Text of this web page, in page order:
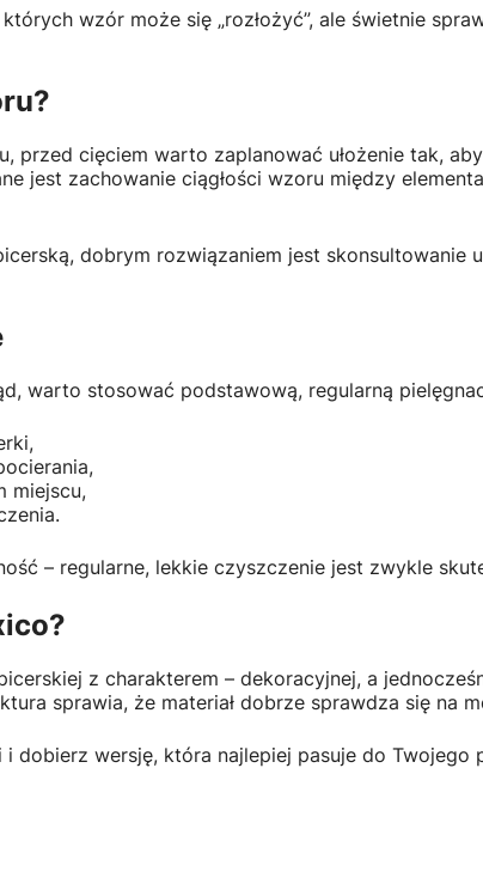
wzór może się „rozłożyć”, ale świetnie
przed cięciem warto zaplanować ułożenie tak,
jest zachowanie ciągłości wzoru między
dobrym rozwiązaniem jest skonsultowanie
warto stosować podstawową, regularną
miejscu,
– regularne, lekkie czyszczenie jest zwykle
z charakterem – dekoracyjnej, a
sprawia, że materiał dobrze sprawdza się na
wersję, która najlepiej pasuje do Twojego